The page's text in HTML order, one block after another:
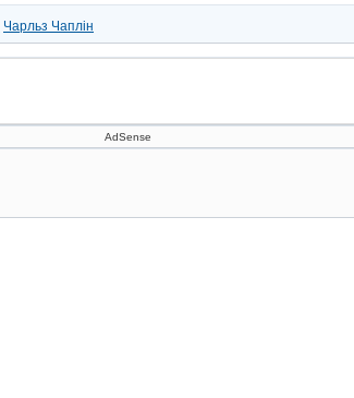
Чарльз Чаплін
AdSense